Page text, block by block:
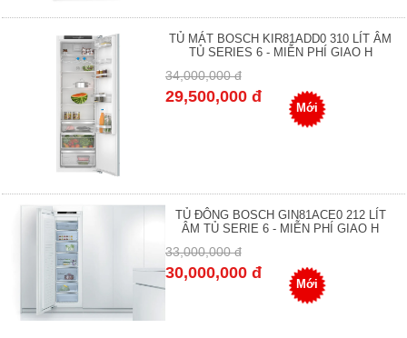
TỦ MÁT BOSCH KIR81ADD0 310 LÍT ÂM
TỦ SERIES 6 - MIỄN PHÍ GIAO H
34,000,000 đ
29,500,000 đ
Mới
TỦ ĐÔNG BOSCH GIN81ACE0 212 LÍT
ÂM TỦ SERIE 6 - MIỄN PHÍ GIAO H
33,000,000 đ
30,000,000 đ
Mới